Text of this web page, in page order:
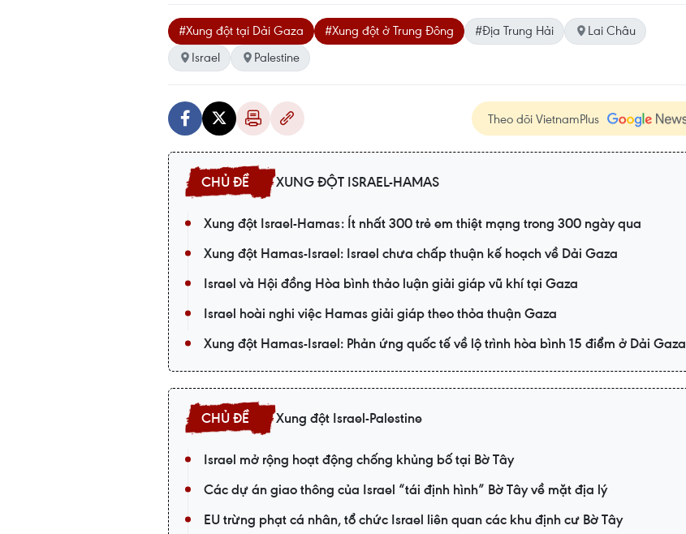
#Xung đột tại Dải Gaza #Xung đột ở Trung Đông #Địa Trung Hải
Lai Châu
Israel
Palestine
Theo dõi VietnamPlus
XUNG ĐỘT ISRAEL-HAMAS
Xung đột Israel-Hamas: Ít nhất 300 trẻ em thiệt mạng trong 300 ngày qua
Xung đột Hamas-Israel: Israel chưa chấp thuận kế hoạch về Dải Gaza
Israel và Hội đồng Hòa bình thảo luận giải giáp vũ khí tại Gaza
Israel hoài nghi việc Hamas giải giáp theo thỏa thuận Gaza
Xung đột Hamas-Israel: Phản ứng quốc tế về lộ trình hòa bình 15 điểm ở Dải Gaza
Xung đột Israel-Palestine
Israel mở rộng hoạt động chống khủng bố tại Bờ Tây
Các dự án giao thông của Israel “tái định hình” Bờ Tây về mặt địa lý
EU trừng phạt cá nhân, tổ chức Israel liên quan các khu định cư Bờ Tây